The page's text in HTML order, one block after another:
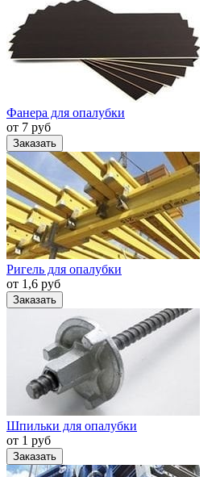
Фанера для опалубки
от 7 руб
Заказать
Ригель для опалубки
от 1,6 руб
Заказать
Шпильки для опалубки
от 1 руб
Заказать